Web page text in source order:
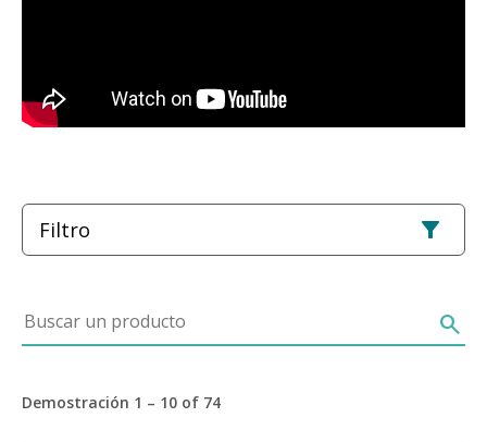
Filtro
Buscar un producto search
Demostración 1 – 10 of 74